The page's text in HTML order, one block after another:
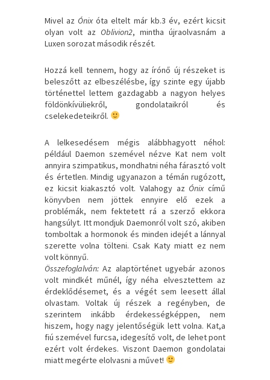
Mivel az Ónixóta eltelt már kb.3 év, ezért kicsit
olyan volt az Oblivion2, mintha újraolvasnám a
Luxen sorozat második részét.
Hozzá kell tennem, hogy az írónő új részeket is
beleszőtt az elbeszélésbe, így szinte egy újabb
történettel lettem gazdagabb a nagyon helyes
földönkívüliekről, gondolataikról és
cselekedeteikről.
A lelkesedésem mégis alábbhagyott néhol:
például Daemon szemével nézve Kat nem volt
annyira szimpatikus, mondhatni néha fárasztó volt
és értetlen. Mindig ugyanazon a témán rugózott,
ez kicsit kiakasztó volt. Valahogy az Ónixcímű
könyvben nem jöttek ennyire elő ezek a
problémák, nem fektetett rá a szerző ekkora
hangsúlyt. Itt mondjuk Daemonról volt szó, akiben
tomboltak a hormonok és minden idejét a lánnyal
szerette volna tölteni. Csak Katy miatt ez nem
volt könnyű.
Összefoglalván: Az alaptörténet ugyebár azonos
volt mindkét műnél, így néha elvesztettem az
érdeklődésemet, és a végét sem leesett állal
olvastam. Voltak új részek a regényben, de
szerintem inkább érdekességképpen, nem
hiszem, hogy nagy jelentőségük lett volna. Kat,a
fiú szemével furcsa, idegesítő volt, de lehet pont
ezért volt érdekes. Viszont Daemon gondolatai
miatt megérte elolvasni a művet!